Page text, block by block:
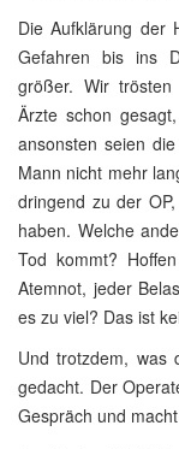
Die Aufklärung der
Gefahren bis ins
größer. Wir
Ärzte schon
ansonsten seien
Mann nicht mehr
dringend zu der
haben. Welche
Tod kommt?
Atemnot, jeder
es zu viel? Das ist
Und trotzdem, was
gedacht. Der
Gespräch und